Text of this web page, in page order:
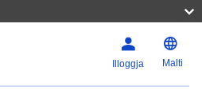
Illoggja Malti